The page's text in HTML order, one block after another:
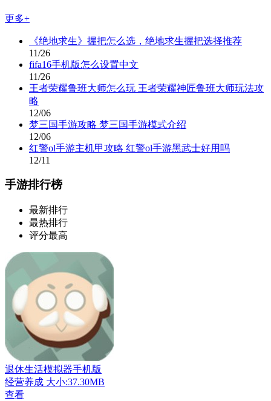
更多+
《绝地求生》握把怎么选，绝地求生握把选择推荐
11/26
fifa16手机版怎么设置中文
11/26
王者荣耀鲁班大师怎么玩 王者荣耀神匠鲁班大师玩法攻
略
12/06
梦三国手游攻略 梦三国手游模式介绍
12/06
红警ol手游主机甲攻略 红警ol手游黑武士好用吗
12/11
手游排行榜
最新排行
最热排行
评分最高
退休生活模拟器手机版
经营养成 大小:37.30MB
查看